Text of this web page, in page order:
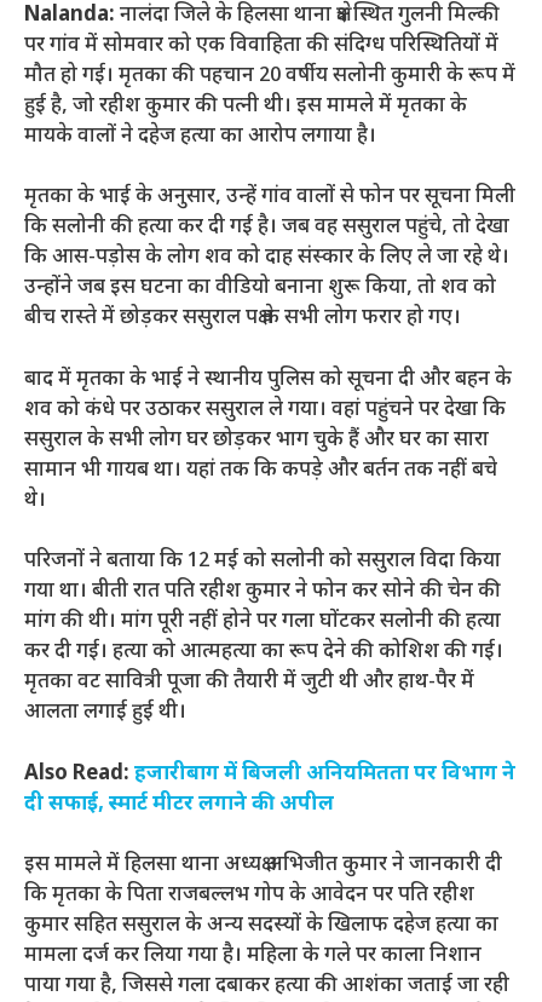
Nalanda: नालंदा जिले के हिलसा थाना क्षेत्र स्थित गुलनी मिल्की
पर गांव में सोमवार को एक विवाहिता की संदिग्ध परिस्थितियों में
मौत हो गई। मृतका की पहचान 20 वर्षीय सलोनी कुमारी के रूप में
हुई है, जो रहीश कुमार की पत्नी थी। इस मामले में मृतका के
मायके वालों ने दहेज हत्या का आरोप लगाया है।
मृतका के भाई के अनुसार, उन्हें गांव वालों से फोन पर सूचना मिली
कि सलोनी की हत्या कर दी गई है। जब वह ससुराल पहुंचे, तो देखा
कि आस-पड़ोस के लोग शव को दाह संस्कार के लिए ले जा रहे थे।
उन्होंने जब इस घटना का वीडियो बनाना शुरू किया, तो शव को
बीच रास्ते में छोड़कर ससुराल पक्ष के सभी लोग फरार हो गए।
बाद में मृतका के भाई ने स्थानीय पुलिस को सूचना दी और बहन के
शव को कंधे पर उठाकर ससुराल ले गया। वहां पहुंचने पर देखा कि
ससुराल के सभी लोग घर छोड़कर भाग चुके हैं और घर का सारा
सामान भी गायब था। यहां तक कि कपड़े और बर्तन तक नहीं बचे
थे।
परिजनों ने बताया कि 12 मई को सलोनी को ससुराल विदा किया
गया था। बीती रात पति रहीश कुमार ने फोन कर सोने की चेन की
मांग की थी। मांग पूरी नहीं होने पर गला घोंटकर सलोनी की हत्या
कर दी गई। हत्या को आत्महत्या का रूप देने की कोशिश की गई।
मृतका वट सावित्री पूजा की तैयारी में जुटी थी और हाथ-पैर में
आलता लगाई हुई थी।
Also Read: हजारीबाग में बिजली अनियमितता पर विभाग ने
दी सफाई, स्मार्ट मीटर लगाने की अपील
इस मामले में हिलसा थाना अध्यक्ष अभिजीत कुमार ने जानकारी दी
कि मृतका के पिता राजबल्लभ गोप के आवेदन पर पति रहीश
कुमार सहित ससुराल के अन्य सदस्यों के खिलाफ दहेज हत्या का
मामला दर्ज कर लिया गया है। महिला के गले पर काला निशान
पाया गया है, जिससे गला दबाकर हत्या की आशंका जताई जा रही